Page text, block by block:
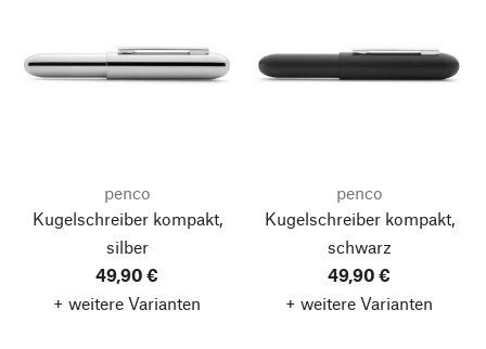
penco
Kugelschreiber kompakt,
silber
49,90 €
+ weitere Varianten
penco
Kugelschreiber kompakt,
schwarz
49,90 €
+ weitere Varianten